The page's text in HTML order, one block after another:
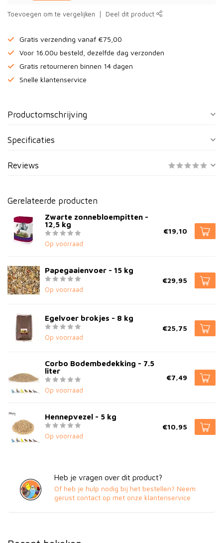
Toevoegen om te vergelijken Deel dit product
Gratis verzending vanaf €75,00
Voor 16.00u besteld, dezelfde dag verzonden
Gratis retourneren binnen 14 dagen
Snelle klantenservice
Productomschrijving
Specificaties
Reviews
Gerelateerde producten
Zwarte zonnebloempitten -
12,5 kg
Op voorraad
€19,10
Papegaaienvoer - 15 kg
Op voorraad
€29,95
Egelvoer brokjes - 8 kg
Op voorraad
€25,75
Corbo Bodembedekking - 7.5
liter
Op voorraad
€7,49
Hennepvezel - 5 kg
Op voorraad
€10,95
Heb je vragen over dit product?
Of heb je hulp nodig bij het bestellen? Neem
gerust contact op met onze klantenservice